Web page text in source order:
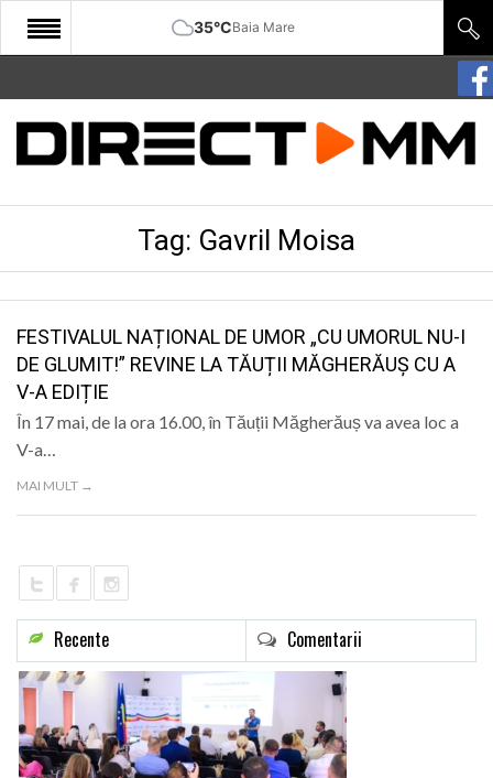
35°CBaia Mare
START
COMUNITATE
SANATATE
SPORT
SPECIAL
Tag: Gavril Moisa
FESTIVALUL NAȚIONAL DE UMOR „CU UMORUL NU-I
DE GLUMIT!” REVINE LA TĂUȚII MĂGHERĂUȘ CU A
V-A EDIȚIE
În 17 mai, de la ora 16.00, în Tăuții Măgherăuș va avea loc a
V-a…
MAI MULT →
Recente Comentarii